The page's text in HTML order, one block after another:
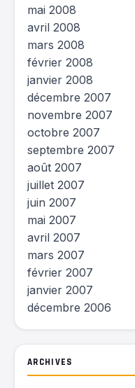
mai 2008
avril 2008
mars 2008
février 2008
janvier 2008
décembre 2007
novembre 2007
octobre 2007
septembre 2007
août 2007
juillet 2007
juin 2007
mai 2007
avril 2007
mars 2007
février 2007
janvier 2007
décembre 2006
ARCHIVES